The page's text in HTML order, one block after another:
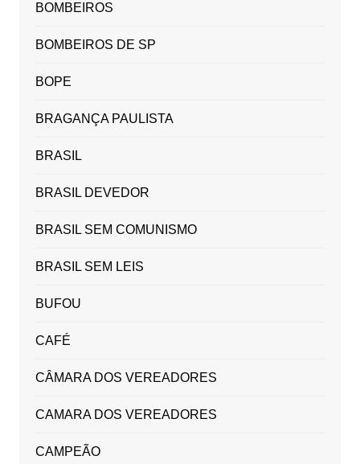
BOMBEIROS
BOMBEIROS DE SP
BOPE
BRAGANÇA PAULISTA
BRASIL
BRASIL DEVEDOR
BRASIL SEM COMUNISMO
BRASIL SEM LEIS
BUFOU
CAFÉ
CÂMARA DOS VEREADORES
CAMARA DOS VEREADORES
CAMPEÃO